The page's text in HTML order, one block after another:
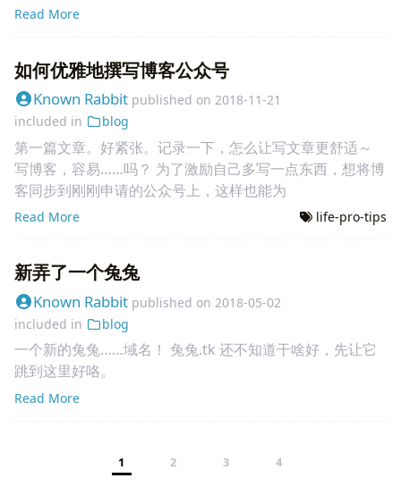
Read More
如何优雅地撰写博客公众号
Known Rabbit published on 2018-11-21
included in
blog
第一篇文章。好紧张。记录一下，怎么让写文章更舒适～
写博客，容易……吗？ 为了激励自己多写一点东西，想将博
客同步到刚刚申请的公众号上，这样也能为
Read More life-pro-tips
新弄了一个兔兔
Known Rabbit published on 2018-05-02
included in
blog
一个新的兔兔……域名！ 兔兔.tk 还不知道干啥好，先让它
跳到这里好咯。
Read More
1 2 3 4